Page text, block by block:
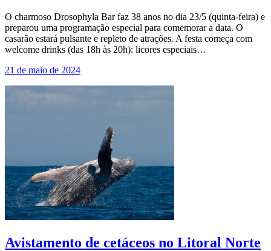
O charmoso Drosophyla Bar faz 38 anos no dia 23/5 (quinta-feira) e
preparou uma programação especial para comemorar a data. O
casarão estará pulsante e repleto de atrações. A festa começa com
welcome drinks (das 18h às 20h): licores especiais…
21 de maio de 2024
Avistamento de cetáceos no Litoral Norte